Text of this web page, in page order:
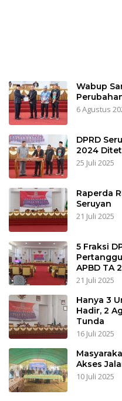
Wabup
6 Agustus
DPRD
2024
25 Juli 2025
Raperda
Seruyan
21 Juli 2025
5 Fraksi
APBD TA
21 Juli 2025
Hanya 3
Hadir, 2
Tunda
16 Juli 2025
Akses
10 Juli 2025